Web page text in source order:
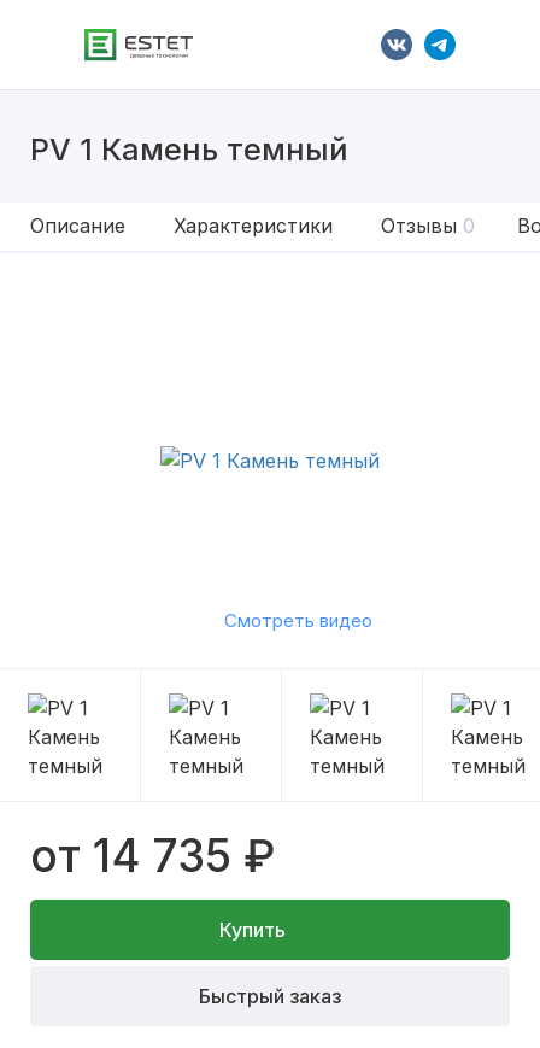
PV 1 Камень темный
Описание Характеристики Отзывы 0
Смотреть видео
от 14 735 ₽
Купить
Быстрый заказ